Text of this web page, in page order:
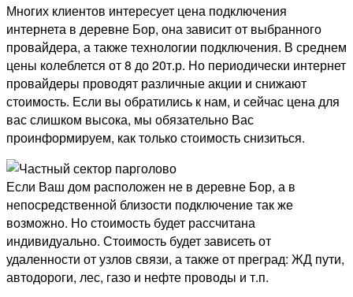
Многих клиентов интересует цена подключения
интернета в деревне Бор, она зависит от выбранного
провайдера, а также технологии подключения. В среднем
цены колеблется от 8 до 20т.р. Но периодически интернет
провайдеры проводят различные акции и снижают
стоимость. Если вы обратились к нам, и сейчас цена для
вас слишком высока, мы обязательно Вас
проинформируем, как только стоимость снизиться.
Если Ваш дом расположен не в деревне Бор, а в
непосредственной близости подключение так же
возможно. Но стоимость будет рассчитана
индивидуально. Стоимость будет зависеть от
удаленности от узлов связи, а также от преград: ЖД пути,
автодороги, лес, газо и нефте проводы и т.п.